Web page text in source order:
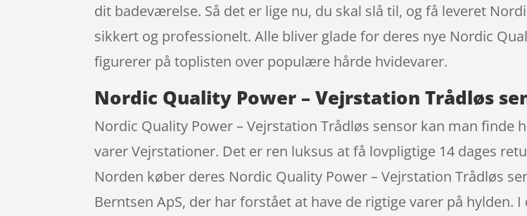
dit badeværelse. Så det er lige nu, du skal slå til, og få leveret
sikkert og professionelt. Alle bliver glade for deres nye Nordic
figurerer på toplisten over populære hårde hvidevarer.
Nordic Quality Power – Vejrstation Trådløs
Nordic Quality Power – Vejrstation Trådløs sensor kan man finde
varer Vejrstationer. Det er ren luksus at få lovpligtige 14 dages
Norden køber deres Nordic Quality Power – Vejrstation Trådløs
Berntsen ApS, der har forstået at have de rigtige varer på